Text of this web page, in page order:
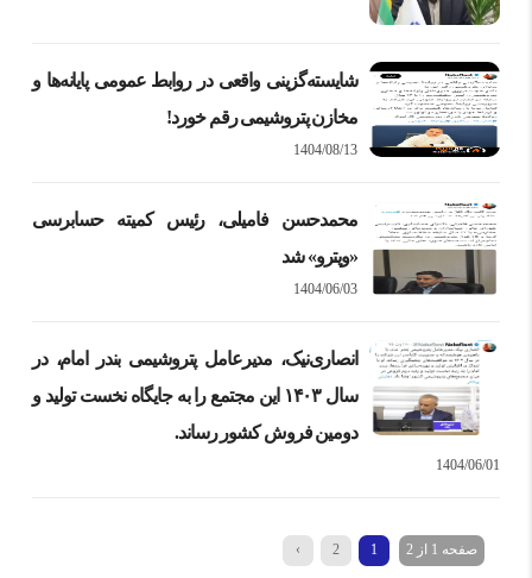
شایسته‌گزینی واقعی در روابط عمومی پایانه‌ها و
مخازن پتروشیمی رقم خورد!
1404/08/13
محمدحسن فامیلی، رئیس کمیته حسابرسی
«وپترو» شد
1404/06/03
انصاری‌نیک، مدیرعامل پتروشیمی بندر امام، در
سال ۱۴۰۳ این مجتمع را به جایگاه نخست تولید و
دومین فروش کشور رساند.
1404/06/01
صفحه 1 از 2 1
2
›